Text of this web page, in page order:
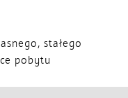
stałego
pobytu